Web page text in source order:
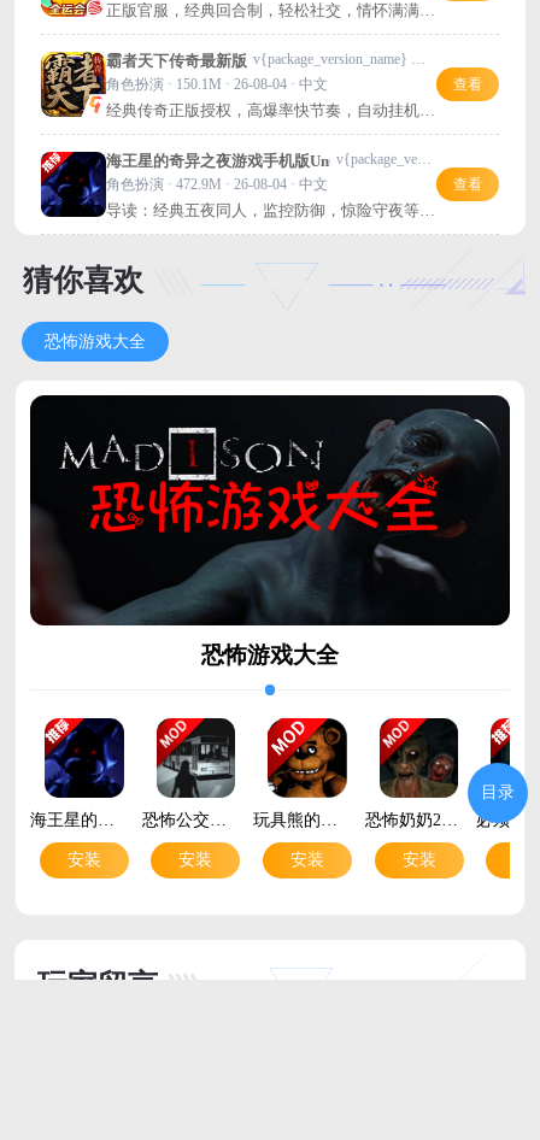
正版官服，经典回合制，轻松社交，情怀满满，
快来一起玩！
霸者天下传奇最新版
v{package_version_name} 安卓版
角色扮演 · 150.1M · 26-08-04 · 中文
经典传奇正版授权，高爆率快节奏，自动挂机轻
松玩，PK超爽！
查看
海王星的奇异之夜游戏手机版Unusual Nights with NeptooN 2.0
v{package_version_name} 最新版
角色扮演 · 472.9M · 26-08-04 · 中文
导读：经典五夜同人，监控防御，惊险守夜等你
来挑战！
查看
猜你喜欢
恐怖游戏大全
恐怖游戏大全
安装
恐怖公交车破解版v{package_version_name} 最新版
安装 安装 安装
玩家留言
目录